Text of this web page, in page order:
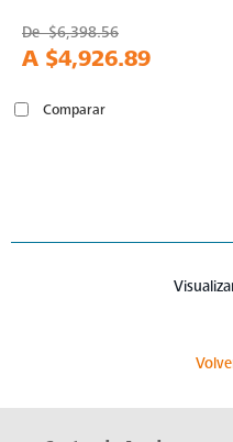
De$6,398.56
A $4,926.89
Comparar